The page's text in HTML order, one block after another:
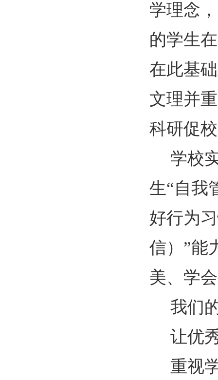
学理念
的学生
在此基
文理并
科研促
学校
生“自我
好行为
信）”能
美、学
我们
让优
重视